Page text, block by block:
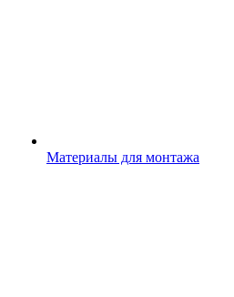
Материалы для монтажа